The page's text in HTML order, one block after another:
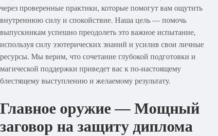
через проверенные практики, которые помогут вам ощутить
внутреннюю силу и спокойствие. Наша цель — помочь
выпускникам успешно преодолеть это важное испытание,
используя силу эзотерических знаний и усилив свои личные
ресурсы. Мы верим, что сочетание глубокой подготовки и
магической поддержки приведет вас к по-настоящему
блестящему выступлению и желаемому результату.
Главное оружие — Мощный
заговор на защиту диплома